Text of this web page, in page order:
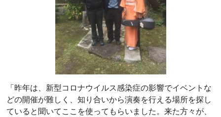
「昨年は、新型コロナウイルス感染症の影響でイベントな
どの開催が難しく、知り合いから演奏を行える場所を探し
ていると聞いてここを使ってもらいました。来た方々が、